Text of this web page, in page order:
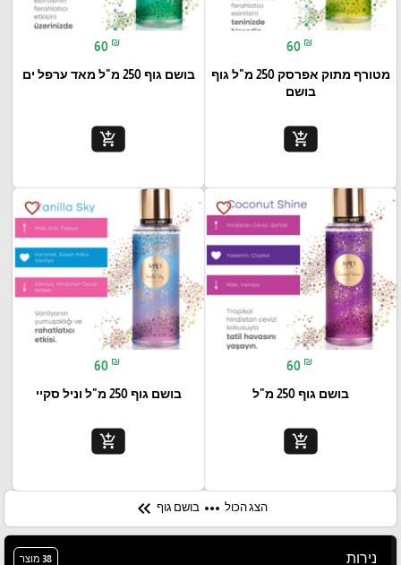
60 ₪
מטורף מתוק אפרסק 250 מ"ל גוף
בושם
add_shopping_cart
60 ₪
בושם גוף 250 מ"ל מאד ערפל ים
add_shopping_cart
favorite_border
60 ₪
בושם גוף 250 מ"ל
add_shopping_cart
favorite_border
60 ₪
בושם גוף 250 מ"ל וניל סקיי
add_shopping_cart
הצג הכול more_horiz בושם גוף keyboard_double_arrow_left
נירות 38 מוצר